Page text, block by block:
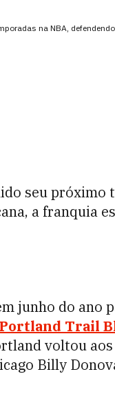
na NBA,
seu próximo
a franquia
junho do ano
Portland Trail
voltou
Billy